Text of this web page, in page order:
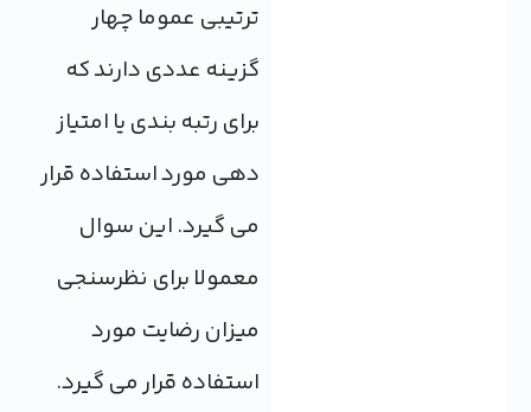
ترتیبی عموما چهار
گزینه عددی دارند که
برای رتبه بندی یا امتیاز
دهی مورد استفاده قرار
می گیرد. این سوال
معمولا برای نظرسنجی
میزان رضایت مورد
استفاده قرار می گیرد.